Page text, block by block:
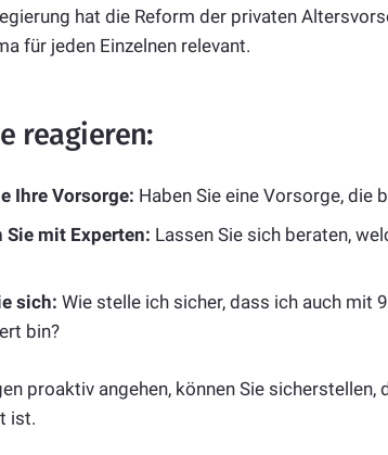
hat die Reform der privaten
für jeden Einzelnen relevant.
reagieren:
Ihre Vorsorge: Haben Sie eine Vorsorge, die
Sie mit Experten: Lassen Sie sich beraten,
sich: Wie stelle ich sicher, dass ich auch mit
bin?
proaktiv angehen, können Sie
ist.